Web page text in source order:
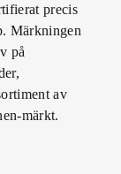
precis
Märkningen
på
av
märkt.